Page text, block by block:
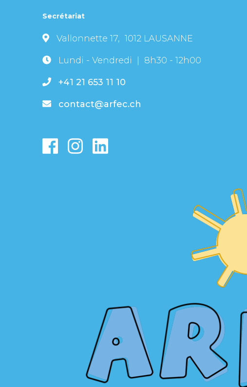
Secrétariat
Vallonnette 17, 1012 LAUSANNE
Lundi - Vendredi | 8h30 - 12h00
+41 21 653 11 10
contact@arfec.ch